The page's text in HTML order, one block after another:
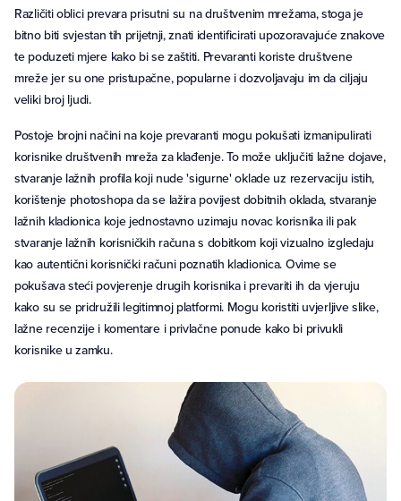
Različiti oblici prevara prisutni su na društvenim mrežama, stoga je
bitno biti svjestan tih prijetnji, znati identificirati upozoravajuće znakove
te poduzeti mjere kako bi se zaštiti. Prevaranti koriste društvene
mreže jer su one pristupačne, popularne i dozvoljavaju im da ciljaju
veliki broj ljudi.
Postoje brojni načini na koje prevaranti mogu pokušati izmanipulirati
korisnike društvenih mreža za klađenje. To može uključiti lažne dojave,
stvaranje lažnih profila koji nude 'sigurne' oklade uz rezervaciju istih,
korištenje photoshopa da se lažira povijest dobitnih oklada, stvaranje
lažnih kladionica koje jednostavno uzimaju novac korisnika ili pak
stvaranje lažnih korisničkih računa s dobitkom koji vizualno izgledaju
kao autentični korisnički računi poznatih kladionica. Ovime se
pokušava steći povjerenje drugih korisnika i prevariti ih da vjeruju
kako su se pridružili legitimnoj platformi. Mogu koristiti uvjerljive slike,
lažne recenzije i komentare i privlačne ponude kako bi privukli
korisnike u zamku.